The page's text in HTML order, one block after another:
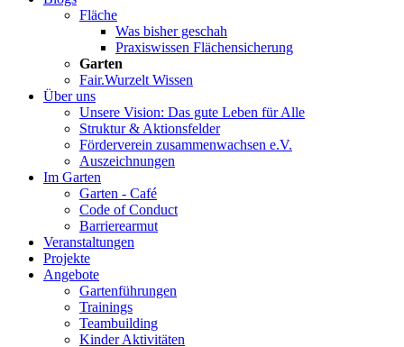
Fläche
Was bisher geschah
Praxiswissen Flächensicherung
Garten
Fair.Wurzelt Wissen
Über uns
Unsere Vision: Das gute Leben für Alle
Struktur & Aktionsfelder
Förderverein zusammenwachsen e.V.
Auszeichnungen
Im Garten
Garten - Café
Code of Conduct
Barrierearmut
Veranstaltungen
Projekte
Angebote
Gartenführungen
Trainings
Teambuilding
Kinder Aktivitäten